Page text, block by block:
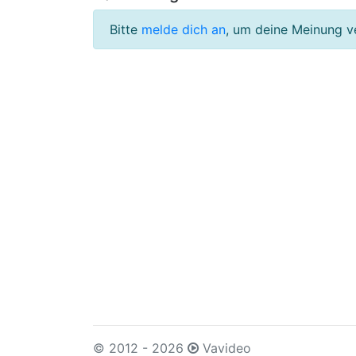
Bitte melde dich an, um deine Meinung
© 2012 - 2026 Vavideo